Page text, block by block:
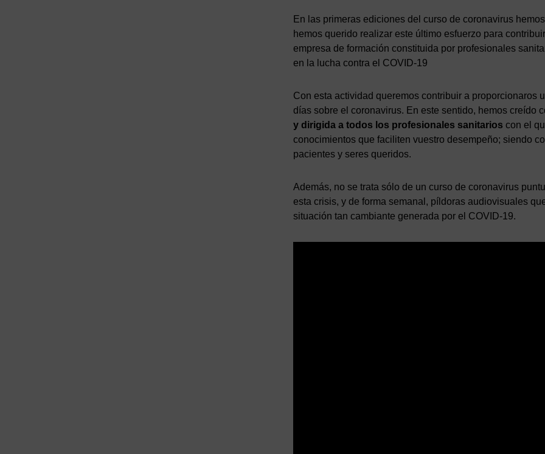
En las primeras ediciones del curso de coronavirus
hemos querido realizar este último esfuerzo para
empresa de formación constituida por profesionales
en la lucha contra el COVID-19
Con esta actividad queremos contribuir a proporcionaros
días sobre el coronavirus. En este sentido, hemos creído
y dirigida a todos los profesionales sanitarios con el
conocimientos que faciliten vuestro desempeño; siendo
pacientes y seres queridos.
Además, no se trata sólo de un curso de coronavirus
esta crisis, y de forma semanal, píldoras audiovisuales
situación tan cambiante generada por el COVID-19.